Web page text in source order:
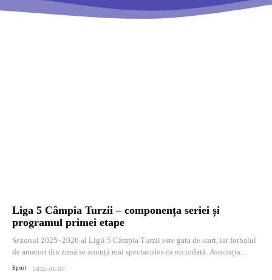
Liga 5 Câmpia Turzii – componența seriei și
programul primei etape
Sezonul 2025–2026 al Ligii 5 Câmpia Turzii este gata de start, iar fotbalul
de amatori din zonă se anunță mai spectaculos ca niciodată. Asociația...
Sport 2025-08-30